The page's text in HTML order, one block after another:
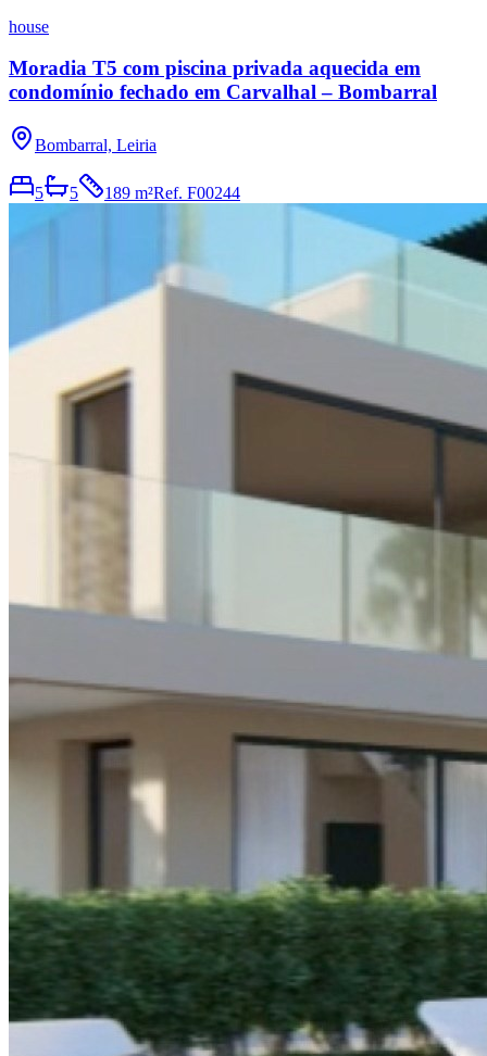
house
Moradia T5 com piscina privada aquecida em
condomínio fechado em Carvalhal – Bombarral
Bombarral, Leiria
5 5 189 m²Ref. F00244